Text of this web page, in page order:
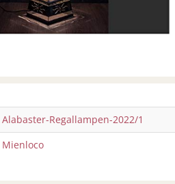
Alabaster-Regallampen-2022/1
Mienloco